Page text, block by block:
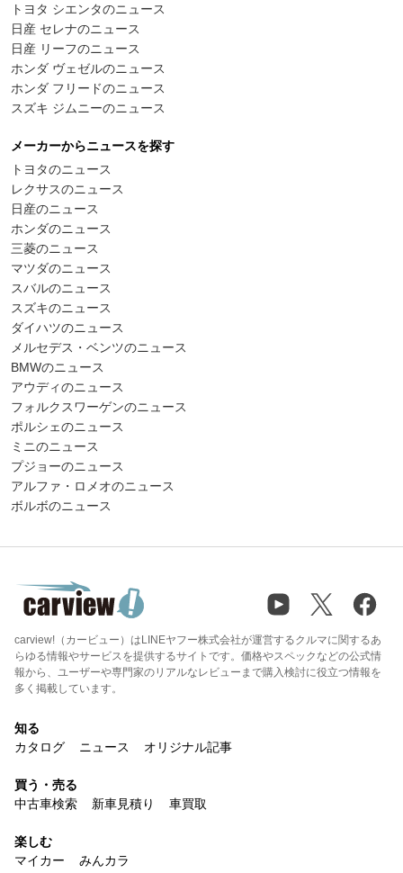
トヨタ シエンタのニュース
日産 セレナのニュース
日産 リーフのニュース
ホンダ ヴェゼルのニュース
ホンダ フリードのニュース
スズキ ジムニーのニュース
メーカーからニュースを探す
トヨタのニュース
レクサスのニュース
日産のニュース
ホンダのニュース
三菱のニュース
マツダのニュース
スバルのニュース
スズキのニュース
ダイハツのニュース
メルセデス・ベンツのニュース
BMWのニュース
アウディのニュース
フォルクスワーゲンのニュース
ポルシェのニュース
ミニのニュース
プジョーのニュース
アルファ・ロメオのニュース
ボルボのニュース
carview!（カービュー）はLINEヤフー株式会社が運営するクルマに関するあ
らゆる情報やサービスを提供するサイトです。価格やスペックなどの公式情
報から、ユーザーや専門家のリアルなレビューまで購入検討に役立つ情報を
多く掲載しています。
知る
カタログ
ニュース オリジナル記事
買う・売る
中古車検索
新車見積り 車買取
楽しむ
マイカー
みんカラ